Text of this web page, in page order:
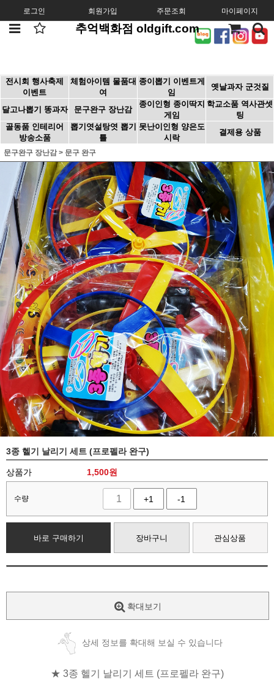
로그인 회원가입 주문조회 마이페이지
추억백화점 oldgift.com
전시회 행사축제
이벤트
체험아이템 물품대
여
종이뽑기 이벤트게
임
옛날과자 군것질
달고나뽑기 똥과자 문구완구 장난감
종이인형 종이딱지
게임
학교소품 역사관셋
팅
골동품 인테리어
방송소품
뽑기엿설탕엿 뽑기
틀
못난이인형 양은도
시락
결제용 상품
문구완구 장난감> 문구 완구
3종 헬기 날리기 세트 (프로펠라 완구)
상품가 1,500원
수량 +1 -1
바로 구매하기 장바구니 관심상품
확대보기
상세 정보를 확대해 보실 수 있습니다
★ 3종 헬기 날리기 세트 (프로펠라 완구)